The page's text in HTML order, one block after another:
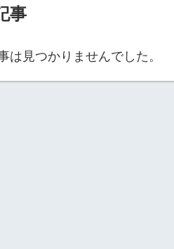
事
は見つかりませんでした。